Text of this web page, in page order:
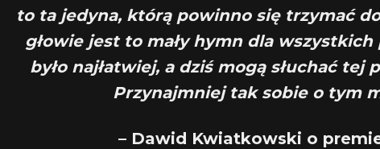
to ta jedyna, którą powinno się trzymać
głowie jest to mały hymn dla
było najłatwiej, a dziś mogą słuchać tej
Przynajmniej tak sobie o tym
– Dawid Kwiatkowski o